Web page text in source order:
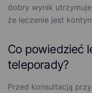
dobry wynik
że leczenie jest
Co powiedzieć
teleporady?
Przed konsultacją